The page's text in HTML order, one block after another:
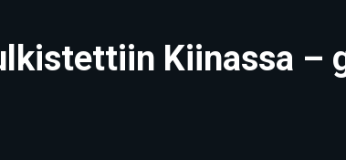
Kiinassa –